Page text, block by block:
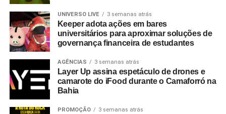
UNIVERSO LIVE 3 semanas atrás
Keeper adota ações em bares
universitários para aproximar soluções de
governança financeira de estudantes
AGÊNCIAS 3 semanas atrás
Layer Up assina espetáculo de drones e
camarote do iFood durante o Camaforró na
Bahia
PROMOÇÃO 3 semanas atrás